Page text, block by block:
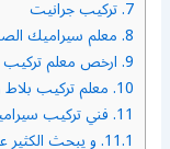
7. تركيب جرانيت
8. معلم سيراميك
9. ارخص معلم
10. معلم تركيب
11. فني تركيب
11.1. و يبحث